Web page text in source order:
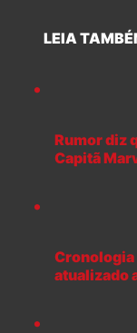
LEIA
Rumor diz
Capitã
Cronologia
atualizado